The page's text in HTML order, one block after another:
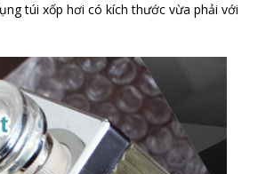
túi xốp hơi có kích thước vừa phải với